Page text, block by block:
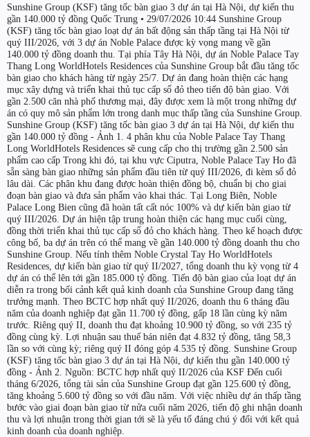
Sunshine Group (KSF) tăng tốc bàn giao 3 dự án tại Hà Nội, dự kiến thu
gần 140.000 tỷ đồng Quốc Trung • 29/07/2026 10:44 Sunshine Group
(KSF) tăng tốc bàn giao loạt dự án bất động sản thấp tầng tại Hà Nội từ
quý III/2026, với 3 dự án Noble Palace được kỳ vọng mang về gần
140.000 tỷ đồng doanh thu. Tại phía Tây Hà Nội, dự án Noble Palace Tay
Thang Long WorldHotels Residences của Sunshine Group bắt đầu tăng tốc
bàn giao cho khách hàng từ ngày 25/7. Dự án đang hoàn thiện các hạng
mục xây dựng và triển khai thủ tục cấp sổ đỏ theo tiến độ bàn giao. Với
gần 2.500 căn nhà phố thương mại, đây được xem là một trong những dự
án có quy mô sản phẩm lớn trong danh mục thấp tầng của Sunshine Group.
Sunshine Group (KSF) tăng tốc bàn giao 3 dự án tại Hà Nội, dự kiến thu
gần 140.000 tỷ đồng - Ảnh 1. 4 phân khu của Noble Palace Tay Thang
Long WorldHotels Residences sẽ cung cấp cho thị trường gần 2.500 sản
phẩm cao cấp Trong khi đó, tại khu vực Ciputra, Noble Palace Tay Ho đã
sẵn sàng bàn giao những sản phẩm đầu tiên từ quý III/2026, đi kèm sổ đỏ
lâu dài. Các phân khu đang được hoàn thiện đồng bộ, chuẩn bị cho giai
đoạn bàn giao và đưa sản phẩm vào khai thác. Tại Long Biên, Noble
Palace Long Bien cũng đã hoàn tất cất nóc 100% và dự kiến bàn giao từ
quý III/2026. Dự án hiện tập trung hoàn thiện các hạng mục cuối cùng,
đồng thời triển khai thủ tục cấp sổ đỏ cho khách hàng. Theo kế hoạch được
công bố, ba dự án trên có thể mang về gần 140.000 tỷ đồng doanh thu cho
Sunshine Group. Nếu tính thêm Noble Crystal Tay Ho WorldHotels
Residences, dự kiến bàn giao từ quý II/2027, tổng doanh thu kỳ vọng từ 4
dự án có thể lên tới gần 185.000 tỷ đồng. Tiến độ bàn giao của loạt dự án
diễn ra trong bối cảnh kết quả kinh doanh của Sunshine Group đang tăng
trưởng mạnh. Theo BCTC hợp nhất quý II/2026, doanh thu 6 tháng đầu
năm của doanh nghiệp đạt gần 11.700 tỷ đồng, gấp 18 lần cùng kỳ năm
trước. Riêng quý II, doanh thu đạt khoảng 10.900 tỷ đồng, so với 235 tỷ
đồng cùng kỳ. Lợi nhuận sau thuế bán niên đạt 4.832 tỷ đồng, tăng 58,3
lần so với cùng kỳ; riêng quý II đóng góp 4.535 tỷ đồng. Sunshine Group
(KSF) tăng tốc bàn giao 3 dự án tại Hà Nội, dự kiến thu gần 140.000 tỷ
đồng - Ảnh 2. Nguồn: BCTC hợp nhất quý II/2026 của KSF Đến cuối
tháng 6/2026, tổng tài sản của Sunshine Group đạt gần 125.600 tỷ đồng,
tăng khoảng 5.600 tỷ đồng so với đầu năm. Với việc nhiều dự án thấp tầng
bước vào giai đoạn bàn giao từ nửa cuối năm 2026, tiến độ ghi nhận doanh
thu và lợi nhuận trong thời gian tới sẽ là yếu tố đáng chú ý đối với kết quả
kinh doanh của doanh nghiệp.